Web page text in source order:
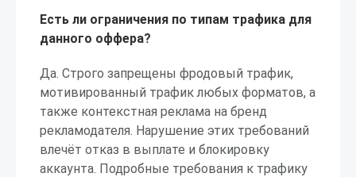
Есть ли ограничения по типам трафика для
данного оффера?
Да. Строго запрещены фродовый трафик,
мотивированный трафик любых форматов, а
также контекстная реклама на бренд
рекламодателя. Нарушение этих требований
влечёт отказ в выплате и блокировку
аккаунта. Подробные требования к трафику